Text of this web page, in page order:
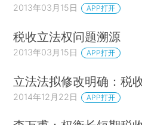
2013年03月15日 APP打开
税收立法权问题溯源
2013年03月15日 APP打开
立法法拟修改明确：税
2014年12月22日 APP打开